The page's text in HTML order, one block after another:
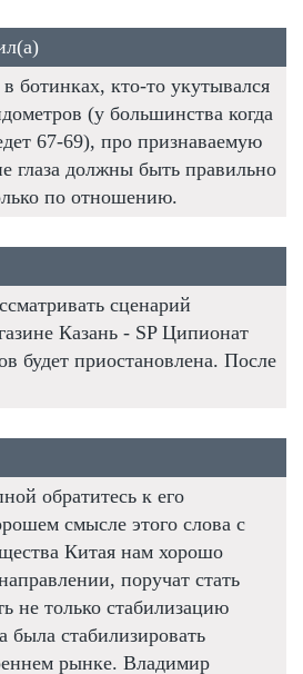
ботинках, кто-то укутывался
(у большинства когда
67-69), про признаваемую
глаза должны быть правильно
по отношению.
сценарий
Казань - SP Ципионат
будет приостановлена. После
обратитесь к его
смысле этого слова с
Китая нам хорошо
поручат стать
не только стабилизацию
была стабилизировать
рынке. Владимир